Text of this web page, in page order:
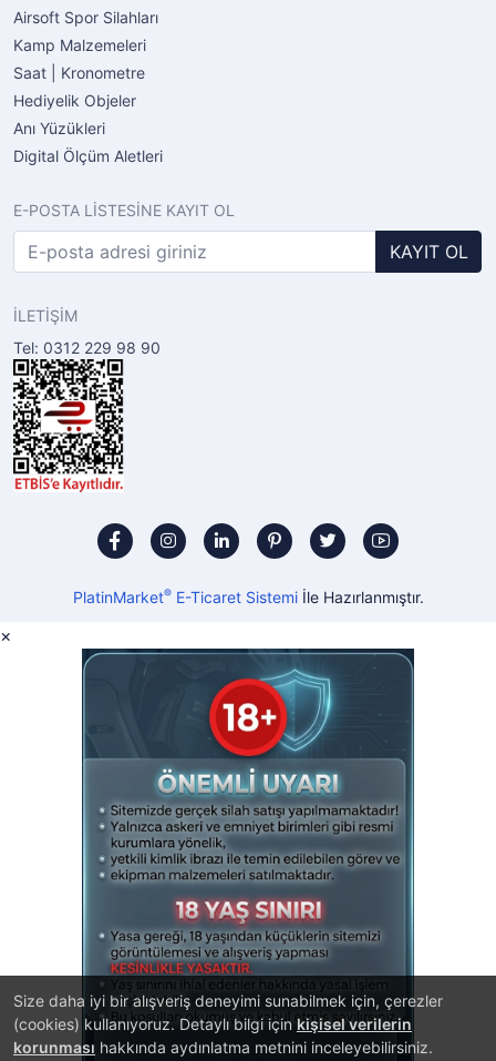
Size daha iyi bir alışveriş deneyimi sunabilmek için, çerezler
(cookies) kullanıyoruz. Detaylı bilgi için kişisel verilerin
korunması hakkında aydınlatma metnini inceleyebilirsiniz.
Airsoft Spor Silahları
Kamp Malzemeleri
Saat | Kronometre
Hediyelik Objeler
Anı Yüzükleri
Digital Ölçüm Aletleri
E-POSTA LİSTESİNE KAYIT OL
KAYIT OL
İLETİŞİM
Tel: 0312 229 98 90
PlatinMarket®E-Ticaret Sistemiİle Hazırlanmıştır.
×